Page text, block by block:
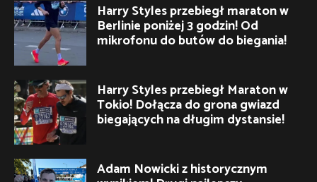
Harry Styles przebiegł maraton w
Berlinie poniżej 3 godzin! Od
mikrofonu do butów do biegania!
Harry Styles przebiegł Maraton w
Tokio! Dołącza do grona gwiazd
biegających na długim dystansie!
Adam Nowicki z historycznym